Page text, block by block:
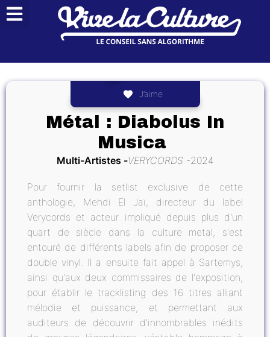
J’aime
Métal : Diabolus In
Musica
Multi-Artistes VERYCORDS 2024
Pour fournir la setlist exclusive de cette
anthologie, Mehdi El Jaï, directeur du label
Verycords et acteur impliqué depuis plus d'un
quart de siècle dans la culture metal, s'est
entouré de différents labels afin de proposer ce
double vinyl. Il a ensuite fait appel à Sartemys,
ainsi qu'aux deux commissaires de l'exposition,
pour établir le tracklisting des 16 titres alliant
mélodie et puissance, et permettant aux
auditeurs de découvrir d'innombrables inédits